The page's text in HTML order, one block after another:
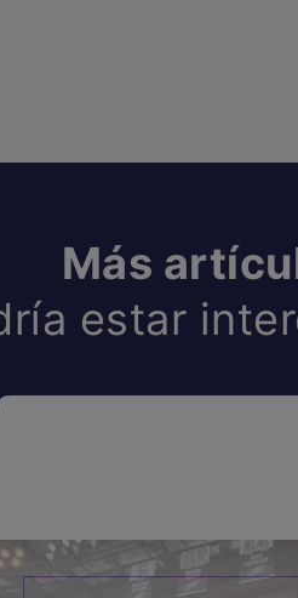
Más
estar